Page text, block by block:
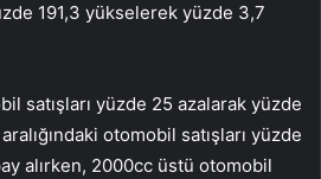
191,3 yükselerek yüzde 3,7
satışları yüzde 25 azalarak yüzde
otomobil satışları yüzde
alırken, 2000cc üstü otomobil